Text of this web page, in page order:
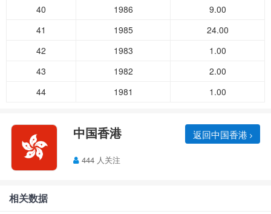
40
1986
9.00
41
1985
24.00
42
1983
1.00
43
1982
2.00
44
1981 1.00
中国香港 返回中国香港
444 人关注
相关数据